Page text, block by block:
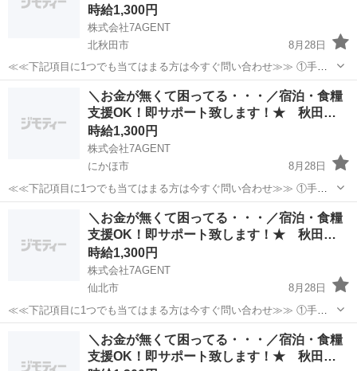
時給1,300円
株式会社7AGENT
北秋田市
8月28日
≪≪下記項目に1つでも当てはまる方は今すぐ問い合わせ≫≫ ①手持
ちのお金がほとんど無い ②今日泊まる寝床が無い ③携帯が止まって
る、止まりそう ④今スグ働きたい ⑤いっぱい稼ぎたい 弊社のプロの
コーディネータ...
北秋田市 倉庫 生活支援
＼お金が無くて困ってる・・・／宿泊・食糧
支援OK！即サポート致します！★ 秋田…
時給1,300円
株式会社7AGENT
にかほ市
8月28日
≪≪下記項目に1つでも当てはまる方は今すぐ問い合わせ≫≫ ①手持
ちのお金がほとんど無い ②今日泊まる寝床が無い ③携帯が止まって
る、止まりそう ④今スグ働きたい ⑤いっぱい稼ぎたい 弊社のプロの
コーディネータ...
倉庫 生活支援
＼お金が無くて困ってる・・・／宿泊・食糧
支援OK！即サポート致します！★ 秋田…
時給1,300円
株式会社7AGENT
仙北市
8月28日
≪≪下記項目に1つでも当てはまる方は今すぐ問い合わせ≫≫ ①手持
ちのお金がほとんど無い ②今日泊まる寝床が無い ③携帯が止まって
る、止まりそう ④今スグ働きたい ⑤いっぱい稼ぎたい 弊社のプロの
コーディネータ...
倉庫 生活支援
＼お金が無くて困ってる・・・／宿泊・食糧
支援OK！即サポート致します！★ 秋田…